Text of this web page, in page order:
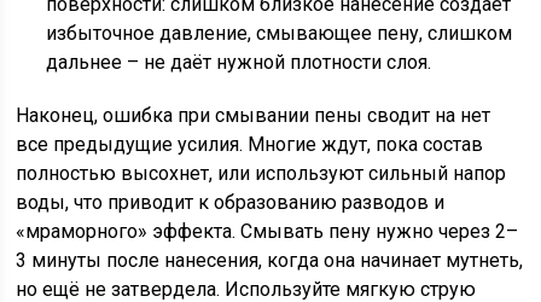
избыточное давление, смывающее пену, слишком
дальнее – не даёт нужной плотности слоя.
Наконец, ошибка при смывании пены сводит на нет
все предыдущие усилия. Многие ждут, пока состав
полностью высохнет, или используют сильный напор
воды, что приводит к образованию разводов и
«мраморного» эффекта. Смывать пену нужно через 2–
3 минуты после нанесения, когда она начинает мутнеть,
но ещё не затвердела. Используйте мягкую струю